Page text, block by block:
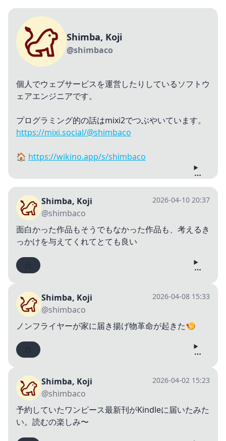
Shimba, Koji
@shimbaco
個人でウェブサービスを運営したりしているソフトウ
ェアエンジニアです。
プログラミング的の話はmixi2でつぶやいています。
https://mixi.social/@shimbaco
🏠 https://wikino.app/s/shimbaco
Shimba, Koji
@shimbaco
2026-04-10 20:37
面白かった作品もそうでもなかった作品も、考えるき
っかけを与えてくれてとても良い
Shimba, Koji
@shimbaco
2026-04-08 15:33
ノンフライヤーが家に届き揚げ物革命が起きた🍤
Shimba, Koji
@shimbaco
2026-04-02 15:23
予約していたワンピース最新刊がKindleに届いたみた
い。読むの楽しみ〜